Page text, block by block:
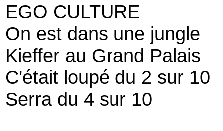
EGO CULTURE
On est dans une jungle
Kieffer au Grand Palais
C'était loupé du 2 sur 10
Serra du 4 sur 10